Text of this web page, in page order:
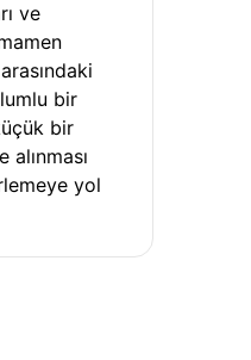
ve
bir
bir
yol